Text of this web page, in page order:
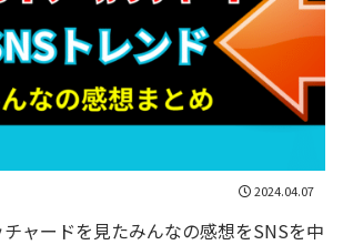
2024.04.07
ャードを見たみんなの感想をSNSを中